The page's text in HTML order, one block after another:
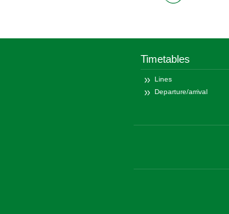
Timetables
Lines
Departure/arrival